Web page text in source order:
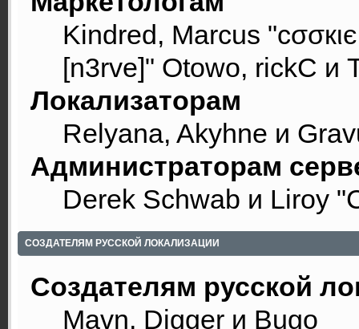
Kindred, Marcus
[n3rve]" Otowo, rickC и
Локализаторам
Relyana, Akyhne и
Администраторам
Derek Schwab и Liroy
СОЗДАТЕЛЯМ РУССКОЙ ЛОКАЛИЗАЦИИ
Создателям русской
Mavn, Digger и Bugo